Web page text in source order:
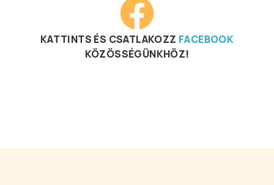
KATTINTS ÉS CSATLAKOZZ FACEBOOK
KÖZÖSSÉGÜNKHÖZ!